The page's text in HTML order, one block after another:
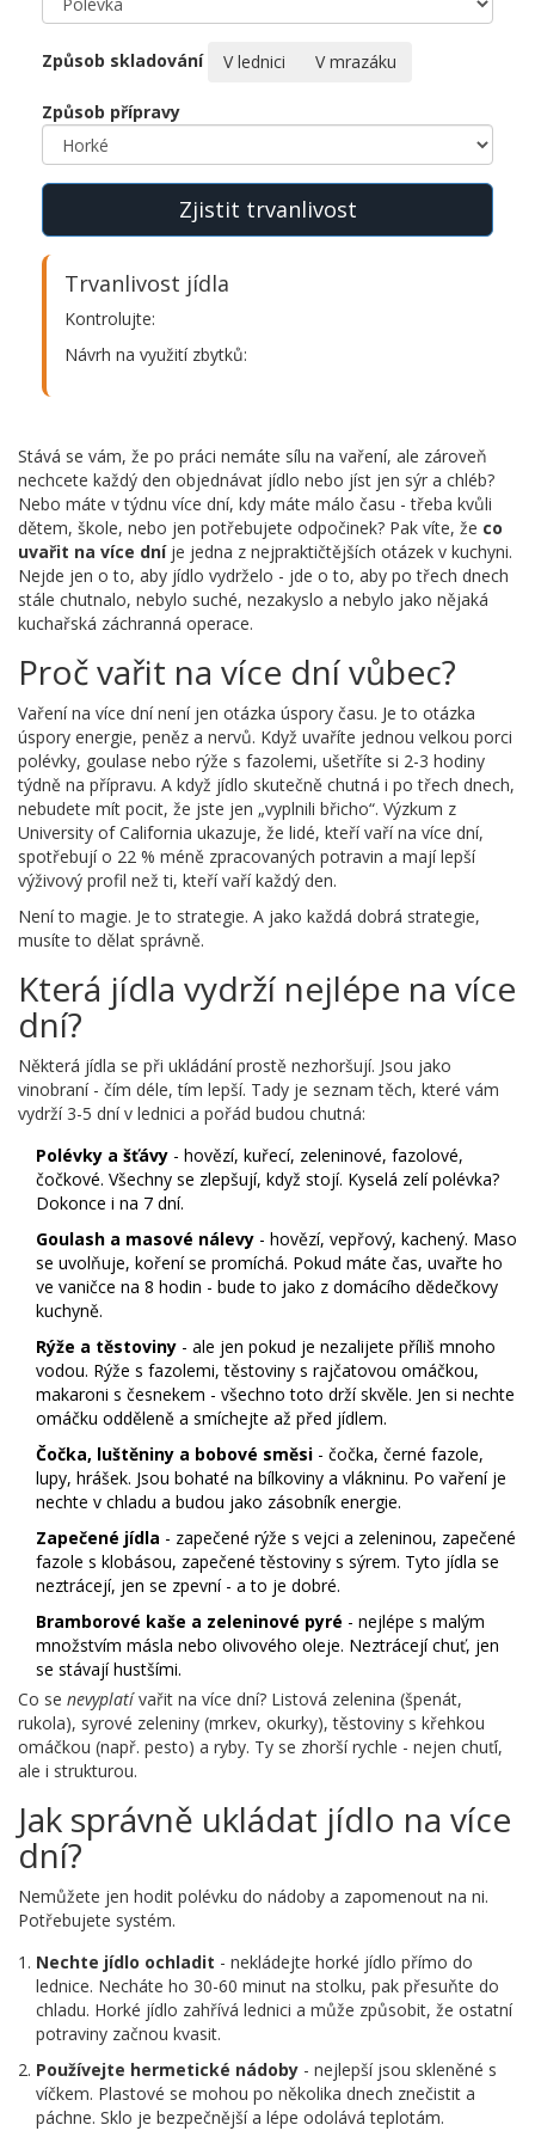
Způsob skladování V lednici V mrazáku
Způsob přípravy
Zjistit trvanlivost
Trvanlivost jídla
Kontrolujte:
Návrh na využití zbytků:
Stává se vám, že po práci nemáte sílu na vaření, ale zároveň
nechcete každý den objednávat jídlo nebo jíst jen sýr a chléb?
Nebo máte v týdnu více dní, kdy máte málo času - třeba kvůli
dětem, škole, nebo jen potřebujete odpočinek? Pak víte, že co
uvařit na více dníje jedna z nejpraktičtějších otázek v kuchyni.
Nejde jen o to, aby jídlo vydrželo - jde o to, aby po třech dnech
stále chutnalo, nebylo suché, nezakyslo a nebylo jako nějaká
kuchařská záchranná operace.
Proč vařit na více dní vůbec?
Vaření na více dní není jen otázka úspory času. Je to otázka
úspory energie, peněz a nervů. Když uvaříte jednou velkou porci
polévky, goulase nebo rýže s fazolemi, ušetříte si 2-3 hodiny
týdně na přípravu. A když jídlo skutečně chutná i po třech dnech,
nebudete mít pocit, že jste jen „vyplnili břicho“. Výzkum z
University of California ukazuje, že lidé, kteří vaří na více dní,
spotřebují o 22 % méně zpracovaných potravin a mají lepší
výživový profil než ti, kteří vaří každý den.
Není to magie. Je to strategie. A jako každá dobrá strategie,
musíte to dělat správně.
Která jídla vydrží nejlépe na více
dní?
Některá jídla se při ukládání prostě nezhoršují. Jsou jako
vinobraní - čím déle, tím lepší. Tady je seznam těch, které vám
vydrží 3-5 dní v lednici a pořád budou chutná:
Polévky a šťávy - hovězí, kuřecí, zeleninové, fazolové,
čočkové. Všechny se zlepšují, když stojí. Kyselá zelí polévka?
Dokonce i na 7 dní.
Goulash a masové nálevy - hovězí, vepřový, kachený. Maso
se uvolňuje, koření se promíchá. Pokud máte čas, uvařte ho
ve vaničce na 8 hodin - bude to jako z domácího dědečkovy
kuchyně.
Rýže a těstoviny - ale jen pokud je nezalijete příliš mnoho
vodou. Rýže s fazolemi, těstoviny s rajčatovou omáčkou,
makaroni s česnekem - všechno toto drží skvěle. Jen si nechte
omáčku odděleně a smíchejte až před jídlem.
Čočka, luštěniny a bobové směsi - čočka, černé fazole,
lupy, hrášek. Jsou bohaté na bílkoviny a vlákninu. Po vaření je
nechte v chladu a budou jako zásobník energie.
Zapečené jídla - zapečené rýže s vejci a zeleninou, zapečené
fazole s klobásou, zapečené těstoviny s sýrem. Tyto jídla se
neztrácejí, jen se zpevní - a to je dobré.
Bramborové kaše a zeleninové pyré - nejlépe s malým
množstvím másla nebo olivového oleje. Neztrácejí chuť, jen
se stávají hustšími.
Co se nevyplatívařit na více dní? Listová zelenina (špenát,
rukola), syrové zeleniny (mrkev, okurky), těstoviny s křehkou
omáčkou (např. pesto) a ryby. Ty se zhorší rychle - nejen chuťí,
ale i strukturou.
Jak správně ukládat jídlo na více
dní?
Nemůžete jen hodit polévku do nádoby a zapomenout na ni.
Potřebujete systém.
Nechte jídlo ochladit - nekládejte horké jídlo přímo do
lednice. Necháte ho 30-60 minut na stolku, pak přesuňte do
chladu. Horké jídlo zahřívá lednici a může způsobit, že ostatní
potraviny začnou kvasit.
Používejte hermetické nádoby - nejlepší jsou skleněné s
víčkem. Plastové se mohou po několika dnech znečistit a
páchne. Sklo je bezpečnější a lépe odolává teplotám.